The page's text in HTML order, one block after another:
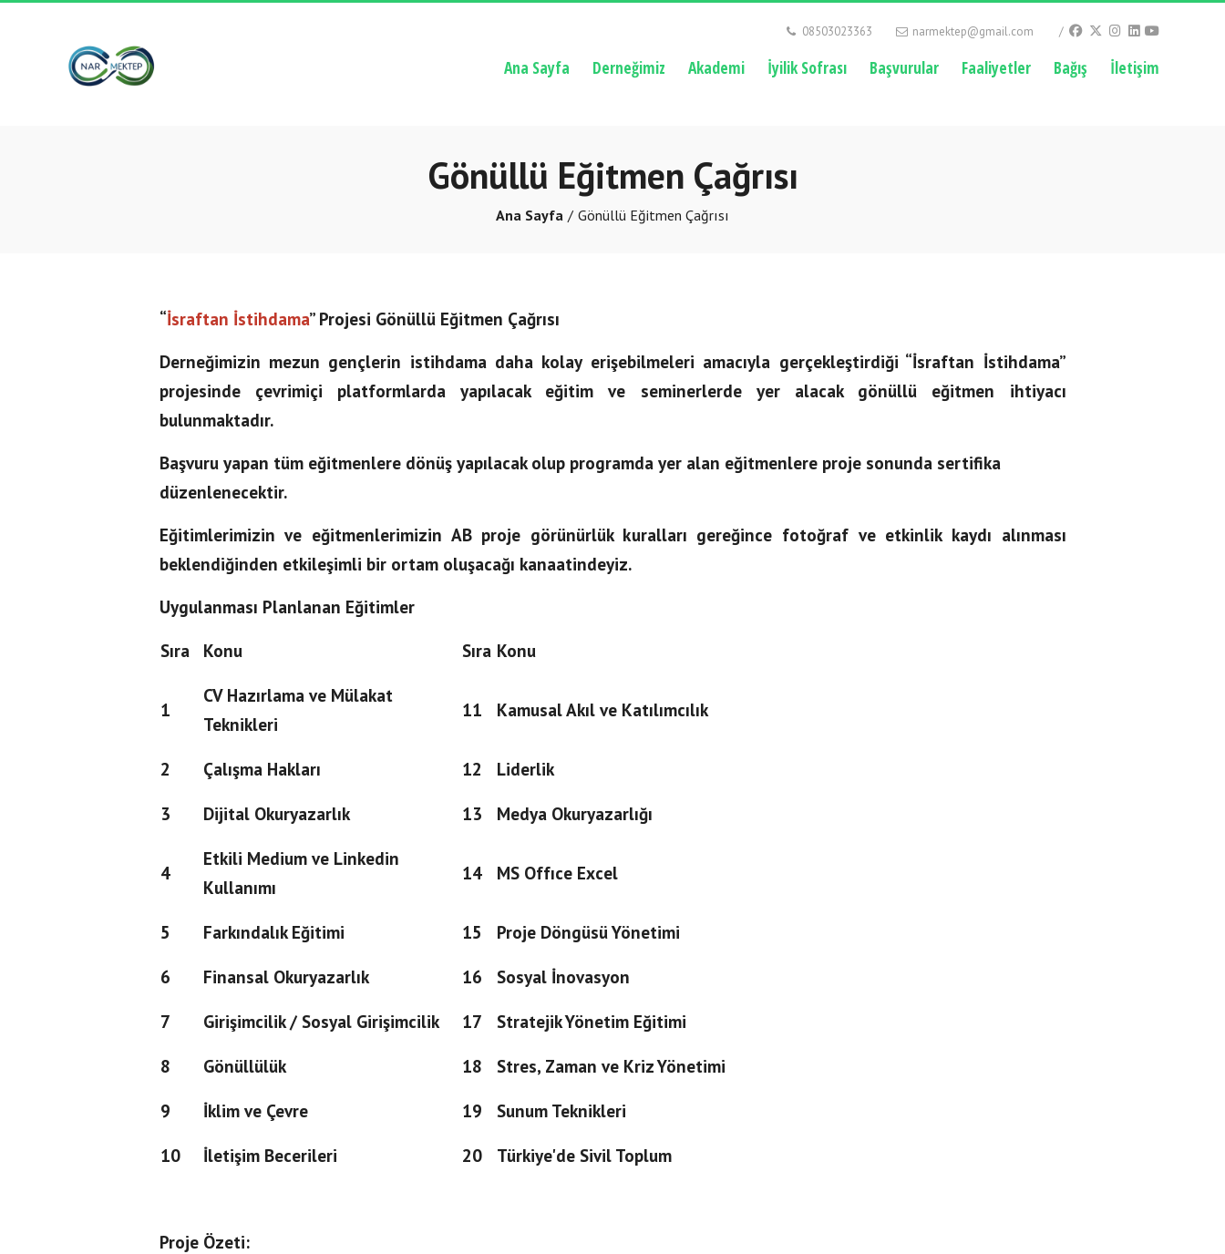
08503023363 narmektep@gmail.com
Ana Sayfa Derneğimiz Akademi İyilik Sofrası Başvurular Faaliyetler Bağış İletişim
Gönüllü Eğitmen Çağrısı
Ana Sayfa Gönüllü Eğitmen Çağrısı
“İsraftan İstihdama” Projesi Gönüllü Eğitmen Çağrısı
Derneğimizin mezun gençlerin istihdama daha kolay erişebilmeleri amacıyla gerçekleştirdiği “İsraftan İstihdama”
projesinde çevrimiçi platformlarda yapılacak eğitim ve seminerlerde yer alacak gönüllü eğitmen ihtiyacı
bulunmaktadır.
Başvuru yapan tüm eğitmenlere dönüş yapılacak olup programda yer alan eğitmenlere proje sonunda sertifika
düzenlenecektir.
Eğitimlerimizin ve eğitmenlerimizin AB proje görünürlük kuralları gereğince fotoğraf ve etkinlik kaydı alınması
beklendiğinden etkileşimli bir ortam oluşacağı kanaatindeyiz.
Uygulanması Planlanan Eğitimler
Sıra
Konu Sıra Konu
1
CV Hazırlama ve Mülakat
Teknikleri
11 Kamusal Akıl ve Katılımcılık
2 Çalışma Hakları 12
Liderlik
3
Dijital Okuryazarlık 13 Medya Okuryazarlığı
4
Etkili Medium ve Linkedin
Kullanımı
14 MS Offıce Excel
5 Farkındalık Eğitimi 15
Proje Döngüsü Yönetimi
6
Finansal Okuryazarlık 16
Sosyal İnovasyon
7
Girişimcilik / Sosyal Girişimcilik 17
Stratejik Yönetim Eğitimi
8
Gönüllülük 18
Stres, Zaman ve Kriz Yönetimi
9
İklim ve Çevre 19
Sunum Teknikleri
10
İletişim Becerileri 20 Türkiye'de Sivil Toplum
Proje Özeti: